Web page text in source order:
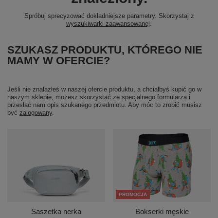
Spróbuj sprecyzować dokładniejsze parametry. Skorzystaj z
wyszukiwarki zaawansowanej.
SZUKASZ PRODUKTU, KTÓREGO NIE
MAMY W OFERCIE?
Jeśli nie znalazłeś w naszej ofercie produktu, a chciałbyś kupić go w
naszym sklepie, możesz skorzystać ze specjalnego formularza i
przesłać nam opis szukanego przedmiotu. Aby móc to zrobić musisz
być zalogowany.
Saszetka nerka
PROMOCJA
Bokserki męskie